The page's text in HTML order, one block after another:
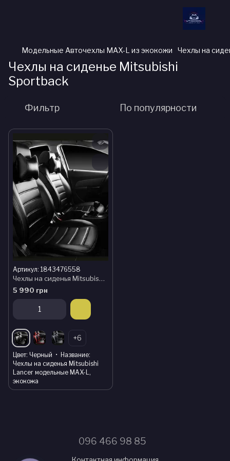
Модельные Авточехлы MAX-L из экокожи Чехлы на
Чехлы на сиденье Mitsubishi
Sportback
Фильтр По популярности
Артикул: 1843476558
Чехлы на сиденья Mitsubishi Lancer модельные MAX-L, экокожа
5 990 грн
+6
Цвет Черный
Название
Чехлы на сиденья Mitsubishi
Lancer модельные MAX-L,
экокожа
096 466 98 85